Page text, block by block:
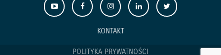
KONTAKT
POLITYKA PRYWATNOŚCI